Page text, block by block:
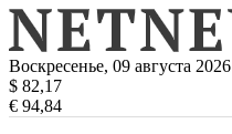
Воскресенье, 09 августа 2026
$ 82,17
€ 94,84